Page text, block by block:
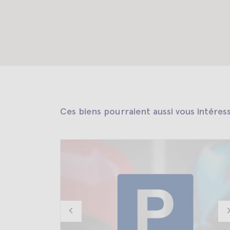
Ces biens pourraient aussi vous